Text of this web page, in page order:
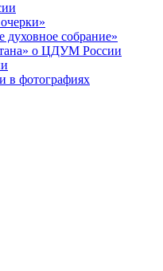
духовное собрание»
о ЦДУМ России
фотографиях